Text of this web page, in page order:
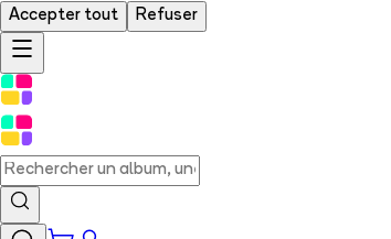
Accepter tout Refuser